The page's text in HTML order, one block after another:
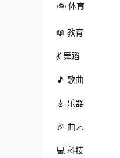
🚲 体育
📖 教育
💃 舞蹈
🎵 歌曲
🎸 乐器
🎉 曲艺
💻 科技